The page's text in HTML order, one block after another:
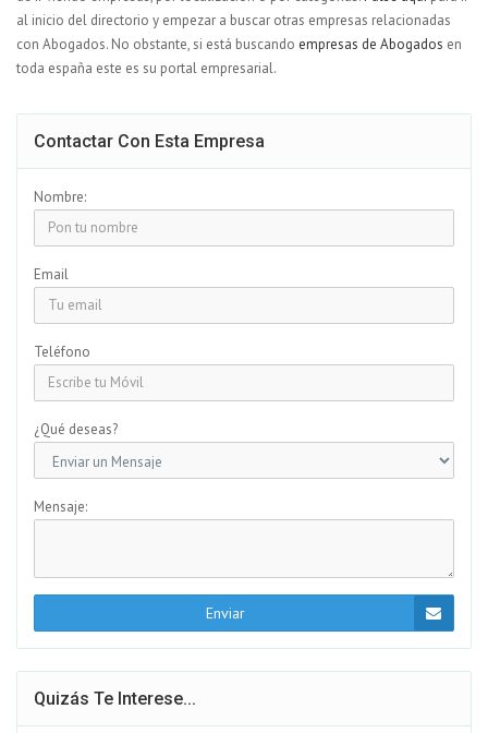
al inicio del directorio y empezar a buscar otras empresas relacionadas
con Abogados. No obstante, si está buscando empresas de Abogados en
toda españa este es su portal empresarial.
Contactar Con Esta Empresa
Nombre:
Email
Teléfono
¿Qué deseas?
Mensaje:
Enviar
Quizás Te Interese...